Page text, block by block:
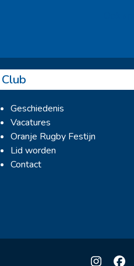
Club
Geschiedenis
Vacatures
Oranje Rugby Festijn
Lid worden
Contact